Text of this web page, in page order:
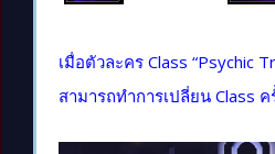
เมื่อตัวละคร Class “Psychic
สามารถทำการเปลี่ยน Class